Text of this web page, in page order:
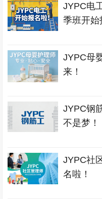
JYPC电
季班开始
JYPC母
来！
JYPC钢
不是梦！
JYPC社
名啦！